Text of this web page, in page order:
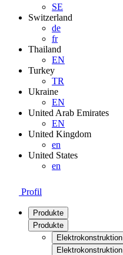
SE
Switzerland
de
fr
Thailand
EN
Turkey
TR
Ukraine
EN
United Arab Emirates
EN
United Kingdom
en
United States
en
Profil
Produkte
Produkte
Elektrokonstruktion
Elektrokonstruktion